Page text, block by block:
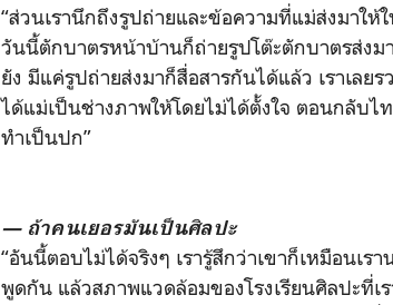
“ส่วนเรานึกถึงรูปถ่ายและข้อความที่แม่ส่งมาใ
วันนี้ตักบาตรหน้าบ้านก็ถ่ายรูปโต๊ะตักบาตรส่งม
ยัง มีแค่รูปถ่ายส่งมาก็สื่อสารกันได้แล้ว เราเล
ได้แม่เป็นช่างภาพให้โดยไม่ได้ตั้งใจ ตอนกลับไ
ทำเป็นปก”
— ถ้าคนเยอรมันเป็นศิลปะ
“อันนี้ตอบไม่ได้จริงๆ เรารู้สึกว่าเขาก็เหมือนเร
พูดกัน แล้วสภาพแวดล้อมของโรงเรียนศิลปะที่เ